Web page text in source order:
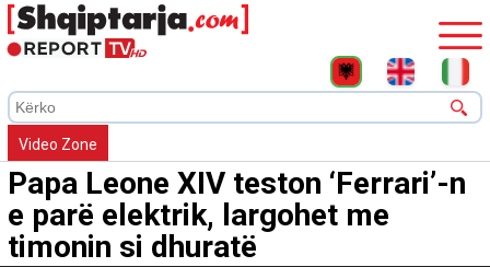
Video Zone
Papa Leone XIV teston ‘Ferrari’-n
e parë elektrik, largohet me
timonin si dhuratë